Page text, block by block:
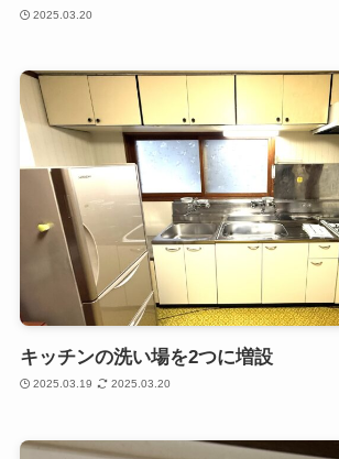
2025.03.20
キッチンの洗い場を2つに増設
2025.03.19 2025.03.20